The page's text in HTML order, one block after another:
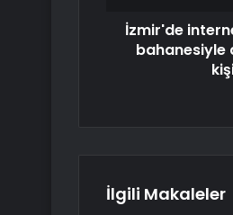
İzmir'de
bahanesiyle
İlgili Makaleler